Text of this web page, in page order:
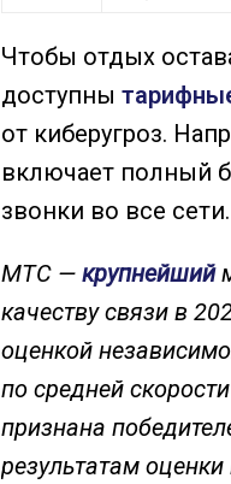
Чтобы отдых
доступны
от киберугроз.
включает полный
звонки во все сети.
МТС — крупнейший
качеству связи в
оценкой
по средней
признана
результатам